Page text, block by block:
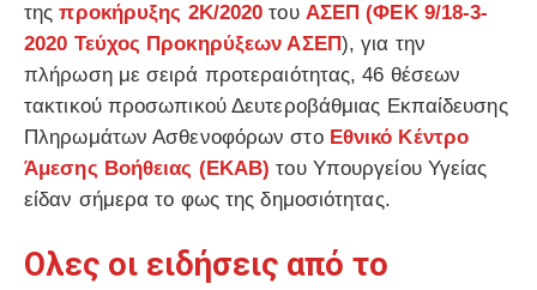
τηςπροκήρυξης 2Κ/2020 του ΑΣΕΠ (ΦΕΚ 9/18-3-
2020 Τεύχος Προκηρύξεων ΑΣΕΠ), για την
πλήρωση με σειρά προτεραιότητας, 46 θέσεων
τακτικού προσωπικού Δευτεροβάθμιας Εκπαίδευσης
Πληρωμάτων Ασθενοφόρων στο Εθνικό Κέντρο
Άμεσης Βοήθειας (ΕΚΑΒ) του Υπουργείου Υγείας
είδαν σήμερα το φως της δημοσιότητας.
Ολες οι ειδήσεις από το